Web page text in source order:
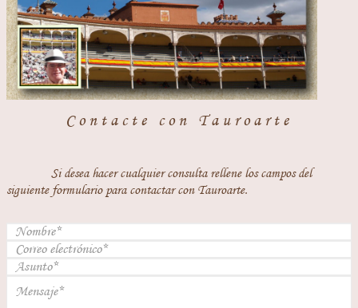
Contacte con Tauroarte
Si desea hacer cualquier consulta rellene los campos del
siguiente formulario para contactar con Tauroarte.